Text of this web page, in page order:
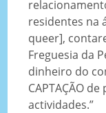
residentes na
queer],
Freguesia da
dinheiro do
CAPTAÇÃO
actividades.”